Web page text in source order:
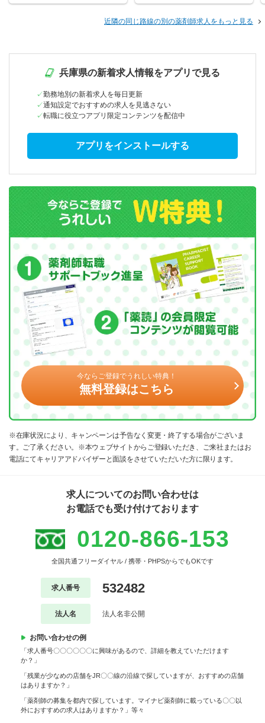
近隣の同じ路線の別の薬剤師求人をもっと見る
兵庫県の新着求人情報をアプリで見る
勤務地別の新着求人を毎日更新
通知設定でおすすめの求人を見逃さない
転職に役立つアプリ限定コンテンツを配信中
アプリをインストールする
今ならご登録でうれしい特典！
無料登録はこちら
※在庫状況により、キャンペーンは予告なく変更・終了する場合がございま
す。ご了承ください。※本ウェブサイトからご登録いただき、ご来社またはお
電話にてキャリアアドバイザーと面談をさせていただいた方に限ります。
求人についてのお問い合わせは
お電話でも受け付けております
0120-866-153
全国共通フリーダイヤル / 携帯・PHPSからでもOKです
求人番号 532482
法人名 法人名非公開
お問い合わせの例
「求人番号〇〇〇〇〇〇に興味があるので、詳細を教えていただけます
か？」
「残業が少なめの店舗をJR〇〇線の沿線で探していますが、おすすめの店舗
はありますか？」
「薬剤師の募集を都内で探しています。マイナビ薬剤師に載っている〇〇以
外におすすめの求人はありますか？」等々